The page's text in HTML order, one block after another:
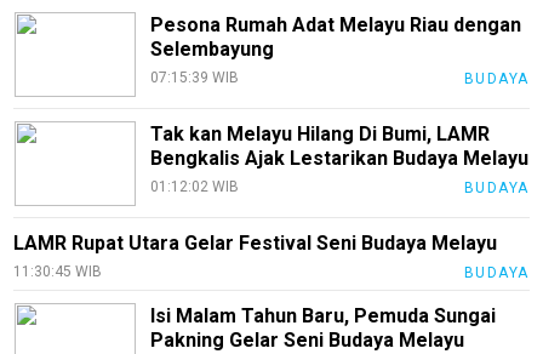
Pesona Rumah Adat Melayu Riau dengan
Selembayung
07:15:39 WIB BUDAYA
Tak kan Melayu Hilang Di Bumi, LAMR
Bengkalis Ajak Lestarikan Budaya Melayu
01:12:02 WIB BUDAYA
LAMR Rupat Utara Gelar Festival Seni Budaya Melayu
11:30:45 WIB BUDAYA
Isi Malam Tahun Baru, Pemuda Sungai
Pakning Gelar Seni Budaya Melayu